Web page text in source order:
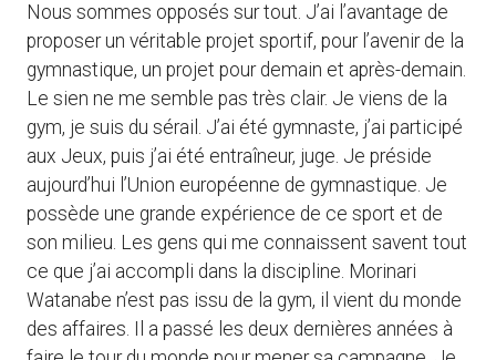
Nous sommes opposés sur tout. J’ai l’avantage de
proposer un véritable projet sportif, pour l’avenir de la
gymnastique, un projet pour demain et après-demain.
Le sien ne me semble pas très clair. Je viens de la
gym, je suis du sérail. J’ai été gymnaste, j’ai participé
aux Jeux, puis j’ai été entraîneur, juge. Je préside
aujourd’hui l’Union européenne de gymnastique. Je
possède une grande expérience de ce sport et de
son milieu. Les gens qui me connaissent savent tout
ce que j’ai accompli dans la discipline. Morinari
Watanabe n’est pas issu de la gym, il vient du monde
des affaires. Il a passé les deux dernières années à